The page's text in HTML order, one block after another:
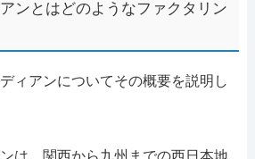
ンとはどのようなファクタリン
ィアンについてその概要を説明し
は、関西から九州までの西日本地